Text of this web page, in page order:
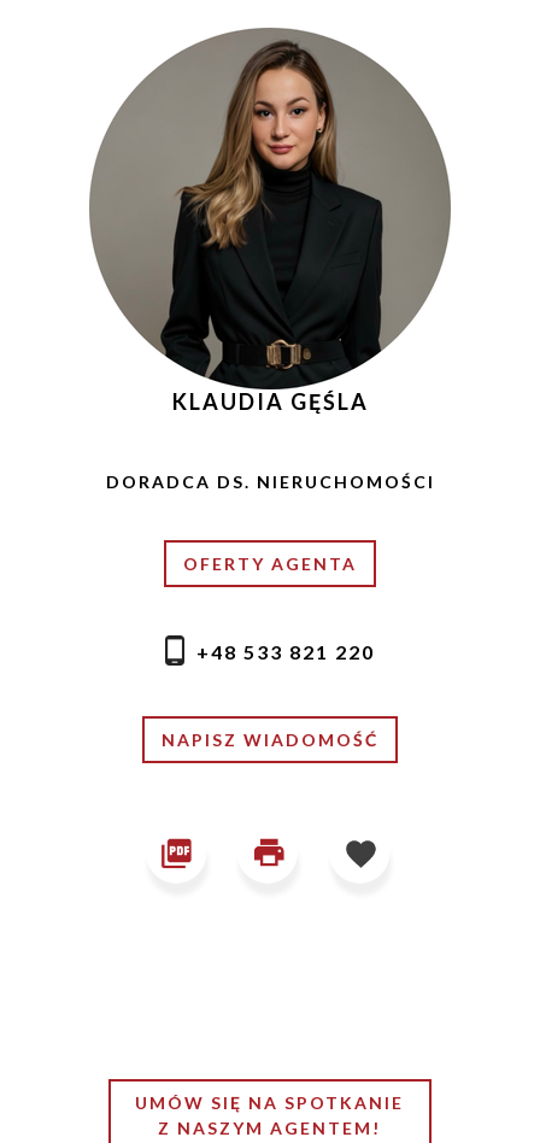
KLAUDIA GĘŚLA
DORADCA DS. NIERUCHOMOŚCI
OFERTY AGENTA
+48 533 821 220
NAPISZ WIADOMOŚĆ
UMÓW SIĘ NA SPOTKANIE
Z NASZYM AGENTEM!